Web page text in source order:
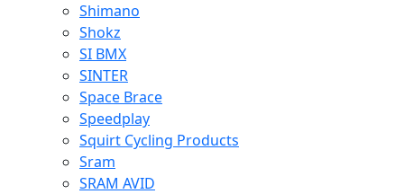
Shimano
Shokz
SI BMX
SINTER
Space Brace
Speedplay
Squirt Cycling Products
Sram
SRAM AVID